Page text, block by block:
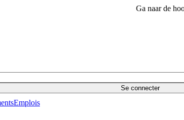
Ga naar de
Se connecter
Emplois